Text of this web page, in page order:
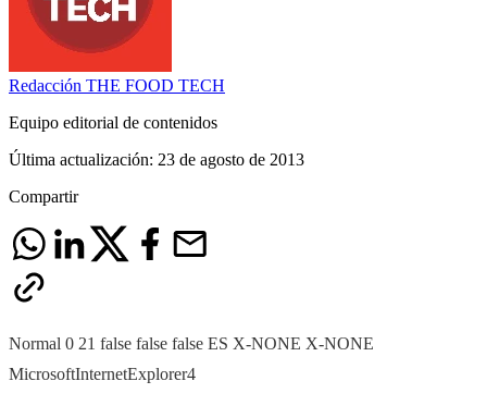
Redacción THE FOOD TECH
Equipo editorial de contenidos
Última actualización: 23 de agosto de 2013
Compartir
Normal 0 21 false false false ES X-NONE X-NONE
MicrosoftInternetExplorer4